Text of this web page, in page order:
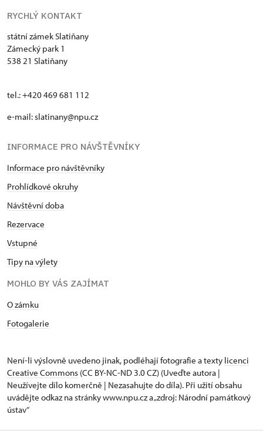
RYCHLÝ KONTAKT
státní zámek Slatiňany
Zámecký park 1
538 21 Slatiňany
tel.: +420 469 681 112
e-mail: slatinany@npu.cz
INFORMACE PRO NÁVŠTĚVNÍKY
Informace pro návštěvníky
Prohlídkové okruhy
Návštěvní doba
Rezervace
Vstupné
Tipy na výlety
MOHLO BY VÁS ZAJÍMAT
O zámku
Fotogalerie
Není-li výslovně uvedeno jinak, podléhají fotografie a texty licenci
Creative Commons (CC BY-NC-ND 3.0 CZ) (Uveďte autora |
Neužívejte dílo komerčně | Nezasahujte do díla). Při užití obsahu
uvádějte odkaz na stránky www.npu.cz a „zdroj: Národní památkový
ústav“